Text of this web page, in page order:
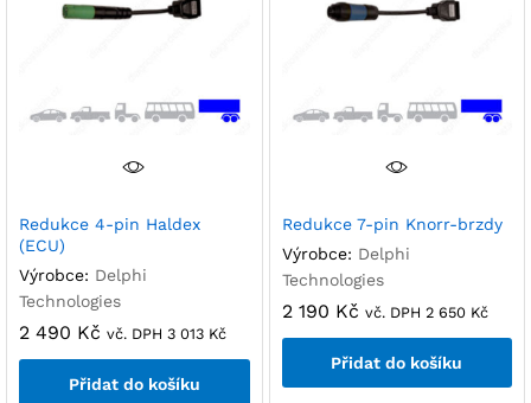
Redukce 4-pin Haldex
(ECU)
Výrobce: Delphi
Technologies
2 490 Kč vč. DPH 3 013 Kč
Přidat do košíku
Redukce 7-pin Knorr-brzdy
Výrobce: Delphi
Technologies
2 190 Kč vč. DPH 2 650 Kč
Přidat do košíku